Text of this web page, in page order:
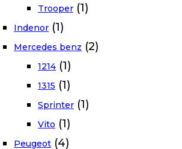
Trooper (1)
Indenor (1)
Mercedes benz (2)
1214 (1)
1315 (1)
Sprinter (1)
Vito (1)
Peugeot (4)